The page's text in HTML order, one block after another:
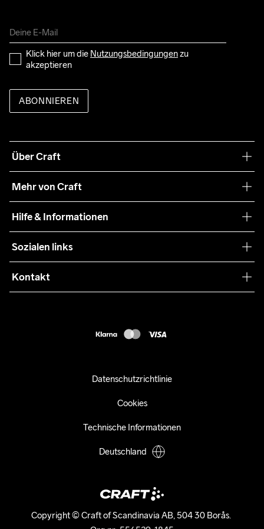
Klick hier um die Nutzungsbedingungen zu
akzeptieren
ABONNIEREN
Über Craft
Nachhaltigkeit
Mehr von Craft
Teamwear
Zusammenarbeit
Press
Hilfe & Informationen
Retouren
Kundendienst
Sozialen links
Kontakt
Copyright © Craft of Scandinavia AB, 504 30 Borås.
Datenschutzrichtlinie
Cookies
Technische Informationen
Deutschland